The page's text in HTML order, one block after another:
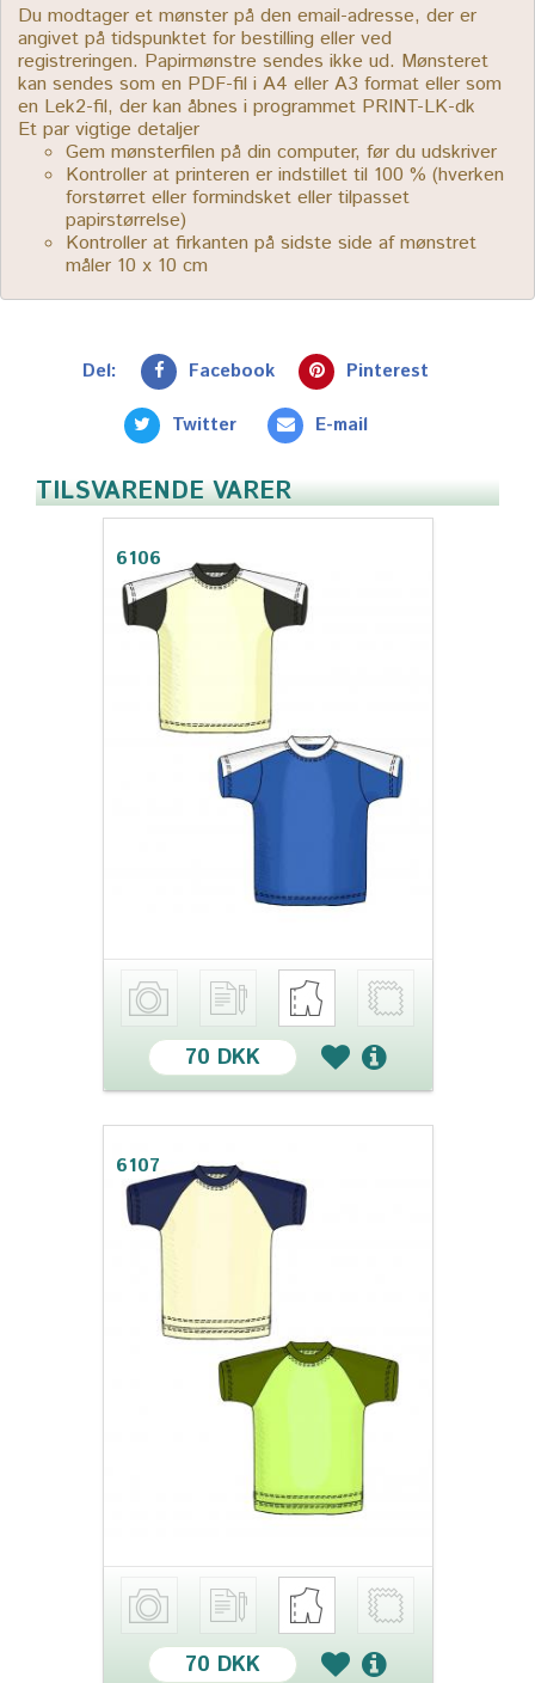
Du modtager et mønster på den email-adresse, der er
angivet på tidspunktet for bestilling eller ved
registreringen. Papirmønstre sendes ikke ud. Mønsteret
kan sendes som en PDF-fil i A4 eller A3 format eller som
en Lek2-fil, der kan åbnes i programmet PRINT-LK-dk
Et par vigtige detaljer
Gem mønsterfilen på din computer, før du udskriver
Kontroller at printeren er indstillet til 100 % (hverken
forstørret eller formindsket eller tilpasset
papirstørrelse)
Kontroller at firkanten på sidste side af mønstret
måler 10 x 10 cm
Del: Facebook Pinterest
Twitter E-mail
TILSVARENDE VARER
6106
70 DKK
6107
70 DKK